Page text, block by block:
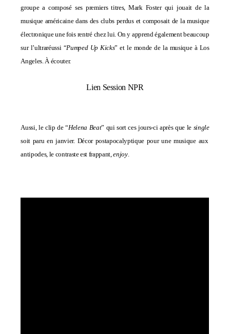
groupe a composé ses premiers titres, Mark Foster qui jouait de la
musique américaine dans des clubs perdus et composait de la musique
électronique une fois rentré chez lui. On y apprend également beaucoup
sur l’ultraréussi “Pumped Up Kicks” et le monde de la musique à Los
Angeles. À écouter.
Lien Session NPR
Aussi, le clip de “Helena Beat” qui sort ces jours-ci après que le single
soit paru en janvier. Décor postapocalyptique pour une musique aux
antipodes, le contraste est frappant,enjoy.